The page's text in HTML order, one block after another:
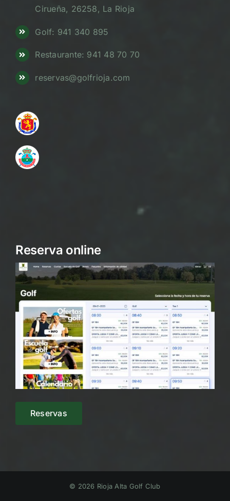
Cirueña, 26258, La Rioja
Golf: 941 340 895
Restaurante: 941 48 70 70
reservas@golfrioja.com
Reserva online
Reservas
© 2026 Rioja Alta Golf Club